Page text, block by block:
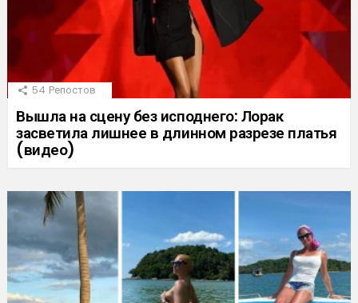
54 Репостов
Вышла на сцену без исподнего: Лорак
засветила лишнее в длинном разрезе платья
(видео)